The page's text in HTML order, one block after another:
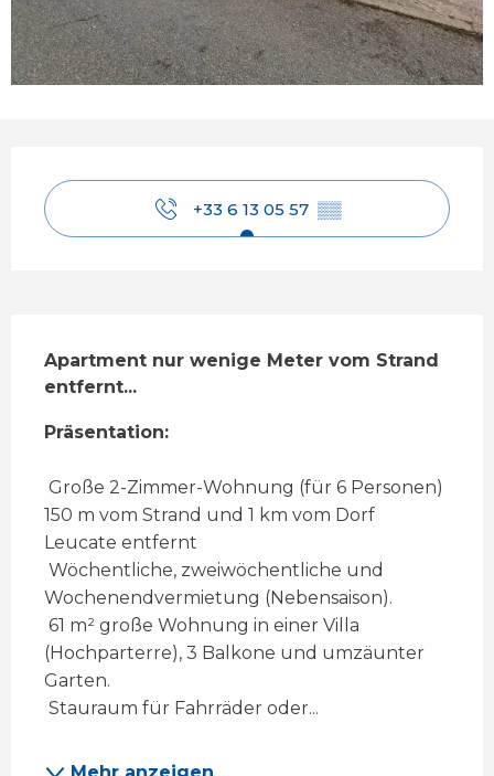
+33 6 13 05 57 ▒▒
Apartment nur wenige Meter vom Strand
entfernt...
Präsentation:
150 m vom Strand und 1 km vom Dorf
Leucate entfernt
Wochenendvermietung (Nebensaison).
(Hochparterre), 3 Balkone und umzäunter
Garten.
Stauraum für Fahrräder oder...